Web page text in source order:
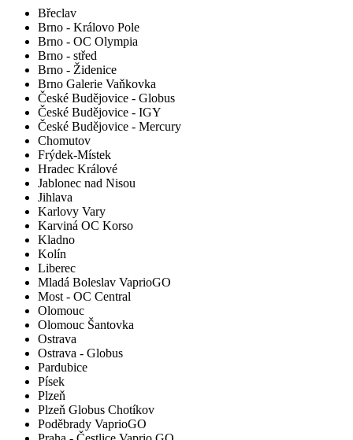
Břeclav
Brno - Královo Pole
Brno - OC Olympia
Brno - střed
Brno - Židenice
Brno Galerie Vaňkovka
České Budějovice - Globus
České Budějovice - IGY
České Budějovice - Mercury
Chomutov
Frýdek-Místek
Hradec Králové
Jablonec nad Nisou
Jihlava
Karlovy Vary
Karviná OC Korso
Kladno
Kolín
Liberec
Mladá Boleslav VaprioGO
Most - OC Central
Olomouc
Olomouc Šantovka
Ostrava
Ostrava - Globus
Pardubice
Písek
Plzeň
Plzeň Globus Chotíkov
Poděbrady VaprioGO